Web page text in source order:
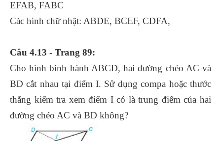
EFAB, FABC
Các hình chữ nhật: ABDE, BCEF, CDFA,
Câu 4.13 - Trang 89:
Cho hình bình hành ABCD, hai đường chéo AC và
BD cắt nhau tại điểm I. Sử dụng compa hoặc thước
thẳng kiểm tra xem điểm I có là trung điểm của hai
đường chéo AC và BD không?